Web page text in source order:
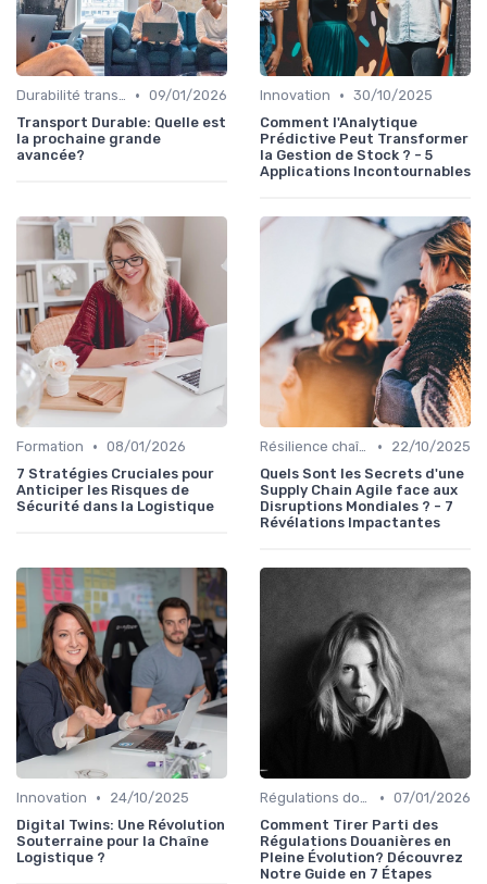
Durabilité transport • 09/01/2026
Transport Durable: Quelle est
la prochaine grande
avancée?
Innovation • 30/10/2025
Comment l'Analytique
Prédictive Peut Transformer
la Gestion de Stock ? - 5
Applications Incontournables
Formation • 08/01/2026
7 Stratégies Cruciales pour
Anticiper les Risques de
Sécurité dans la Logistique
Résilience chaîne •
22/10/2025
Quels Sont les Secrets d'une
Supply Chain Agile face aux
Disruptions Mondiales ? - 7
Révélations Impactantes
Innovation •
24/10/2025
Digital Twins: Une Révolution
Souterraine pour la Chaîne
Logistique ?
Régulations douanières • 07/01/2026
Comment Tirer Parti des
Régulations Douanières en
Pleine Évolution? Découvrez
Notre Guide en 7 Étapes